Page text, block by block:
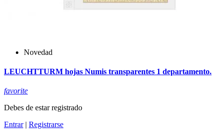
Novedad
LEUCHTTURM hojas Numis transparentes 1 departamento.
favorite
Debes de estar registrado
Entrar| Registrarse